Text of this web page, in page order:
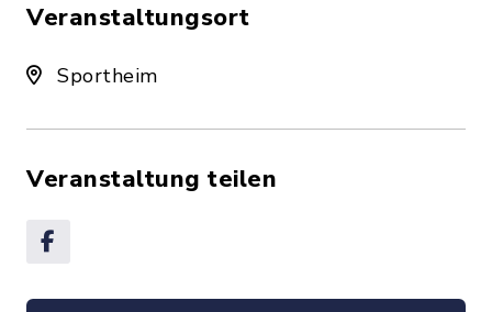
Veranstaltungsort
Sportheim
Veranstaltung teilen